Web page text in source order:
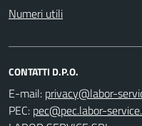
Numeri utili
CONTATTI D.P.O.
E-mail:
PEC: